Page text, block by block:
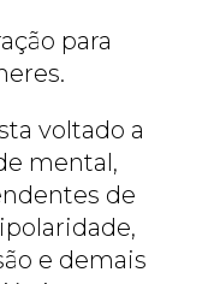
para
voltado a
mental,
de
e demais